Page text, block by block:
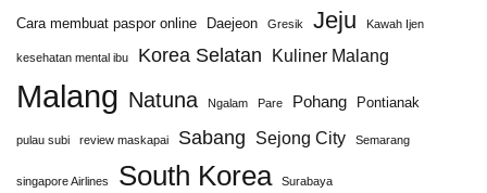
Cara membuat paspor online Daejeon Gresik Jeju Kawah Ijen
kesehatan mental ibu Korea Selatan Kuliner Malang
Malang Natuna Ngalam Pare Pohang Pontianak
pulau subi review maskapai Sabang Sejong City Semarang
singapore Airlines South Korea Surabaya